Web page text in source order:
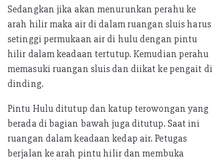
Sedangkan jika akan menurunkan perahu ke
arah hilir maka air di dalam ruangan sluis harus
setinggi permukaan air di hulu dengan pintu
hilir dalam keadaan tertutup. Kemudian perahu
memasuki ruangan sluis dan diikat ke pengait di
dinding.
Pintu Hulu ditutup dan katup terowongan yang
berada di bagian bawah juga ditutup. Saat ini
ruangan dalam keadaan kedap air. Petugas
berjalan ke arah pintu hilir dan membuka